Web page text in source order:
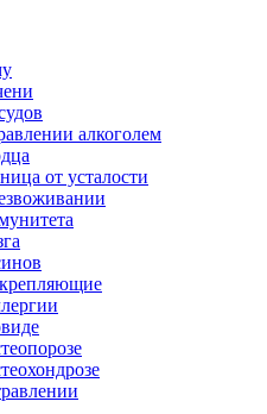
алкоголем
от усталости